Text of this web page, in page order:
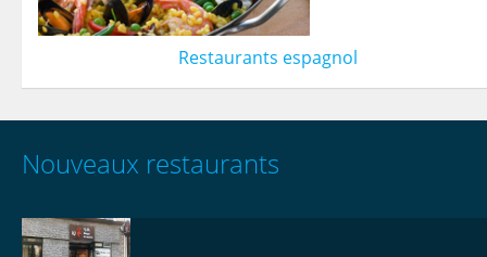
Restaurants espagnol
Nouveaux restaurants